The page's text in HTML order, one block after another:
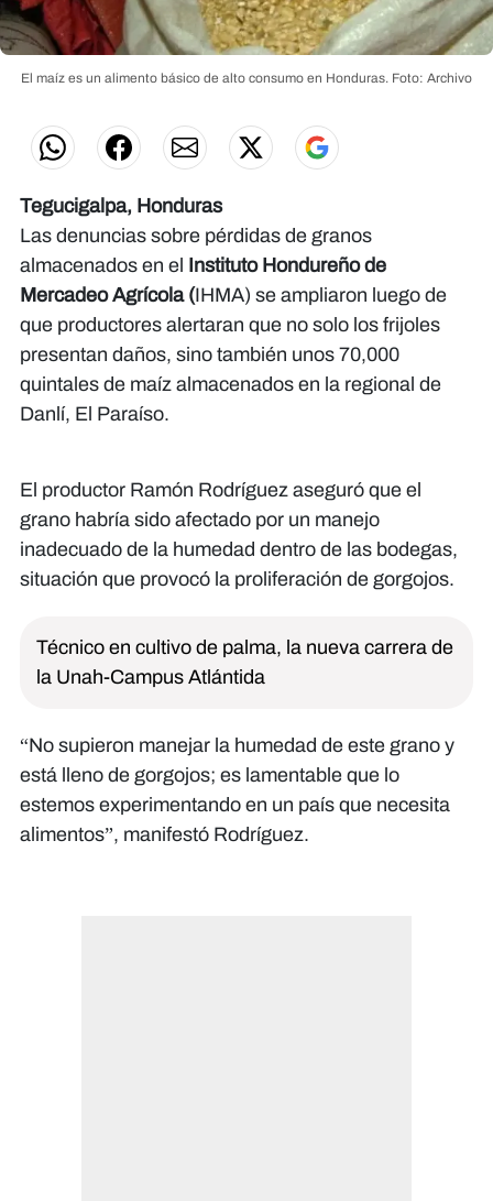
El maíz es un alimento básico de alto consumo en Honduras. Foto: Archivo
Tegucigalpa, Honduras
Las denuncias sobre pérdidas de granos
almacenados en el Instituto Hondureño de
Mercadeo Agrícola (IHMA) se ampliaron luego de
que productores alertaran que no solo los frijoles
presentan daños, sino también unos 70,000
quintales de maíz almacenados en la regional de
Danlí, El Paraíso.
El productor Ramón Rodríguez aseguró que el
grano habría sido afectado por un manejo
inadecuado de la humedad dentro de las bodegas,
situación que provocó la proliferación de gorgojos.
Técnico en cultivo de palma, la nueva carrera de
la Unah-Campus Atlántida
“No supieron manejar la humedad de este grano y
está lleno de gorgojos; es lamentable que lo
estemos experimentando en un país que necesita
alimentos”, manifestó Rodríguez.